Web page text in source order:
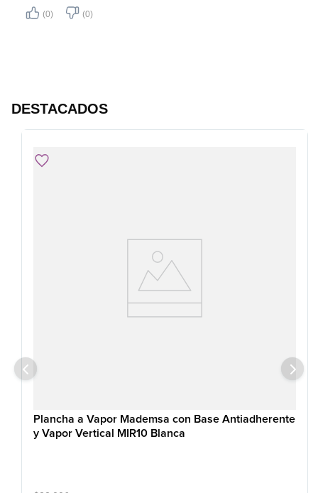
limpieza de las migas;
4 años
(0)
(0)
DESTACADOS
Plancha a Vapor Mademsa con Base Antiadherente
y Vapor Vertical MIR10 Blanca